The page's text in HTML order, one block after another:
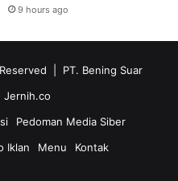
9 hours ago
| PT. Bening Suar
Jernih.co
Pedoman Media Siber
Iklan Menu Kontak